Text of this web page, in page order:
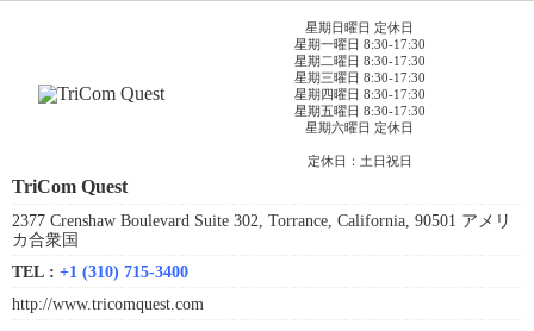
星期日曜日 定休日
星期一曜日 8:30-17:30
星期二曜日 8:30-17:30
星期三曜日 8:30-17:30
星期四曜日 8:30-17:30
星期五曜日 8:30-17:30
星期六曜日 定休日
定休日：土日祝日
TriCom Quest
2377 Crenshaw Boulevard Suite 302, Torrance, California, 90501 アメリ
カ合衆国
TEL : +1 (310) 715-3400
http://www.tricomquest.com